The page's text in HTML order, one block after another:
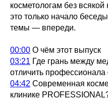
косметологам без
это только начало
темы — впереди.
00:00 О чём этот выпуск
03:21 Где грань между
отличить профессионала
04:42 Современная
клинике